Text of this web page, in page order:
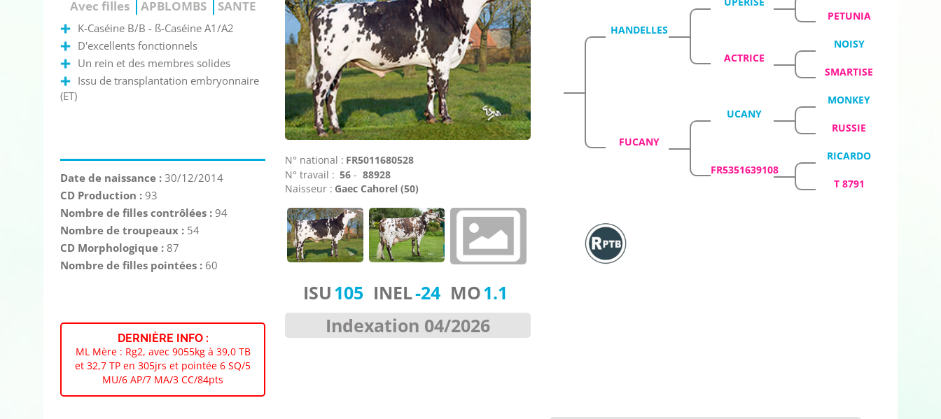
Avec filles APBLOMBS SANTE
K-Caséine B/B - ß-Caséine A1/A2
D'excellents fonctionnels
Un rein et des membres solides
Issu de transplantation embryonnaire
(ET)
Date de naissance :30/12/2014
CD Production :93
Nombre de filles contrôlées :94
Nombre de troupeaux : 54
CD Morphologique :87
Nombre de filles pointées : 60
DERNIÈRE INFO :
ML Mère : Rg2, avec 9055kg à 39,0 TB
et 32,7 TP en 305jrs et pointée 6 SQ/5
MU/6 AP/7 MA/3 CC/84pts
N° national : FR5011680528
N° travail : 56 - 88928
Naisseur : Gaec Cahorel (50)
ISU105 INEL-24 MO1.1
Indexation 04/2026
HANDELLES
PETUNIA
ACTRICE
NOISY
SMARTISE
FUCANY
UCANY
MONKEY
RUSSIE
FR5351639108
RICARDO
T 8791